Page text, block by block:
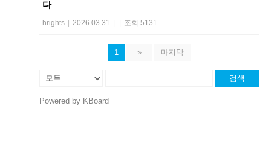
다
hrights | 2026.03.31 | | 조회 5131
1 » 마지막
검색
Powered by KBoard